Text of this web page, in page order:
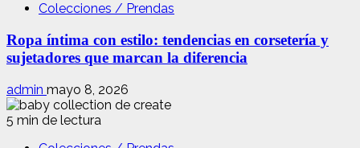
Colecciones / Prendas
Ropa íntima con estilo: tendencias en corsetería y
sujetadores que marcan la diferencia
admin mayo 8, 2026
5 min de lectura